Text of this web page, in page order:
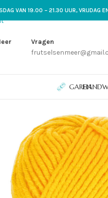
VAN 19.00 – 21.30 UUR, VRIJDAG
Vragen
GAREN